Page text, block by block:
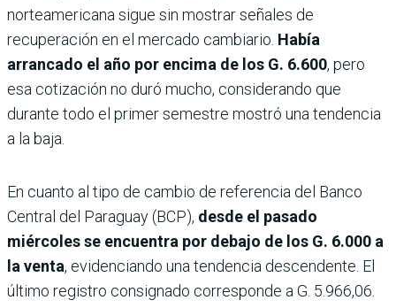
norteamericana sigue sin mostrar señales de
recuperación en el mercado cambiario. Había
arrancado el año por encima de los G. 6.600, pero
esa cotización no duró mucho, considerando que
durante todo el primer semestre mostró una tendencia
a la baja.
En cuanto al tipo de cambio de referencia del Banco
Central del Paraguay (BCP), desde el pasado
miércoles se encuentra por debajo de los G. 6.000 a
la venta, evidenciando una tendencia descendente. El
último registro consignado corresponde a G. 5.966,06.